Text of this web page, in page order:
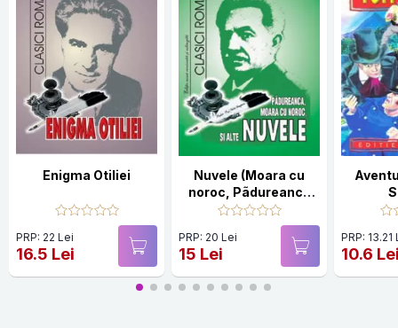
Enigma Otiliei
PRP: 22 Lei
16.5 Lei
Nuvele (Moara cu
noroc, Pãdureanca
s.a.)
PRP: 20 Lei
15 Lei
PRP: 13.21
10.6